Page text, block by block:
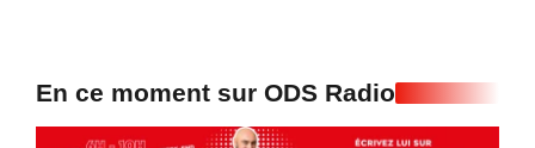
En ce moment sur ODS Radio